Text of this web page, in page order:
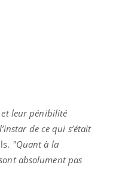
et leur pénibilité
de ce qui s’était
"Quant à la
absolument pas